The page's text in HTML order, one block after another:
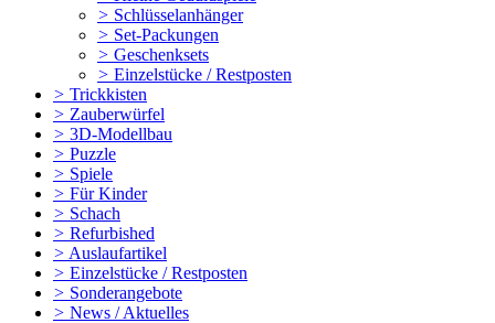
> Schlüsselanhänger
> Set-Packungen
> Geschenksets
> Einzelstücke / Restposten
> Trickkisten
> Zauberwürfel
> 3D-Modellbau
> Puzzle
> Spiele
> Für Kinder
> Schach
> Refurbished
> Auslaufartikel
> Einzelstücke / Restposten
> Sonderangebote
> News / Aktuelles